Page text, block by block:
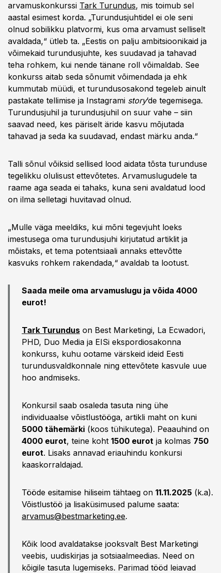
arvamuskonkurssi Tark Turundus, mis toimub sel
aastal esimest korda. „Turundusjuhtidel ei ole seni
olnud sobilikku platvormi, kus oma arvamust selliselt
avaldada,“ ütleb ta. „Eestis on palju ambitsioonikaid ja
võimekaid turundusjuhte, kes suudavad ja tahavad
teha rohkem, kui nende tänane roll võimaldab. See
konkurss aitab seda sõnumit võimendada ja ehk
kummutab müüdi, et turundusosakond tegeleb ainult
pastakate tellimise ja Instagrami story’de tegemisega.
Turundusjuhil ja turundusjuhil on suur vahe – siin
saavad need, kes päriselt äride kasvu mõjutada
tahavad ja seda ka suudavad, endast märku anda.“
Talli sõnul võiksid sellised lood aidata tõsta turunduse
tegelikku olulisust ettevõtetes. Arvamuslugudele ta
raame aga seada ei tahaks, kuna seni avaldatud lood
on ilma selletagi huvitavad olnud.
„Mulle väga meeldiks, kui mõni tegevjuht loeks
imestusega oma turundusjuhi kirjutatud artiklit ja
mõistaks, et tema potentsiaali annaks ettevõtte
kasvuks rohkem rakendada,“ avaldab ta lootust.
Saada meile oma arvamuslugu ja võida 4000
eurot!
Tark Turundus on Best Marketingi, La Ecwadori,
PHD, Duo Media ja EISi ekspordiosakonna
konkurss, kuhu ootame värskeid ideid Eesti
turundusvaldkonnale ning ettevõtete kasvule uue
hoo andmiseks.
Konkursil saab osaleda tasuta ning ühe
individuaalse võistlustööga, artikli maht on kuni
5000 tähemärki (koos tühikutega). Peaauhind on
4000 eurot, teine koht 1500 eurot ja kolmas 750
eurot. Lisaks annavad eriauhindu konkursi
kaaskorraldajad.
Tööde esitamise hiliseim tähtaeg on 11.11.2025 (k.a).
Võistlustöö ja lisaküsimused palume saata:
arvamus@bestmarketing.ee.
Kõik lood avaldatakse jooksvalt Best Marketingi
veebis, uudiskirjas ja sotsiaalmeedias. Need on
kõigile tasuta lugemiseks. Parimad tööd leiavad